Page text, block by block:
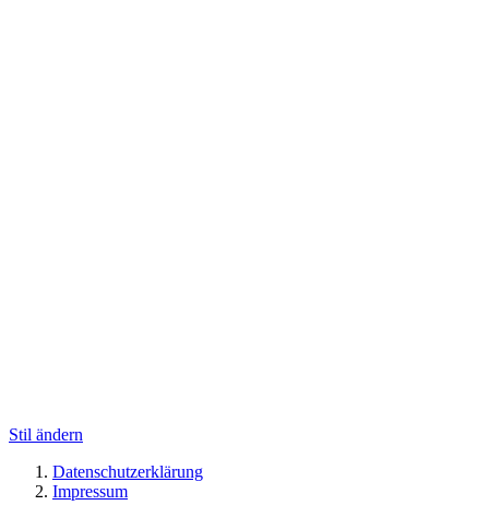
Stil ändern
Datenschutzerklärung
Impressum